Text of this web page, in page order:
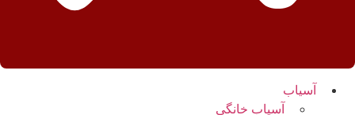
آسیاب
آسیاب خانگی